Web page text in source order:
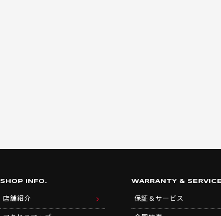
SHOP INFO.
店舗紹介
WARRANTY & SERVICE
保証＆サービス